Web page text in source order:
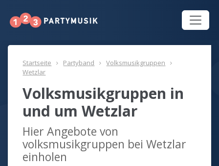
Startseite Partyband
Volksmusikgruppen
Wetzlar
Volksmusikgruppen in
und um Wetzlar
Hier Angebote von
volksmusikgruppen bei Wetzlar
einholen